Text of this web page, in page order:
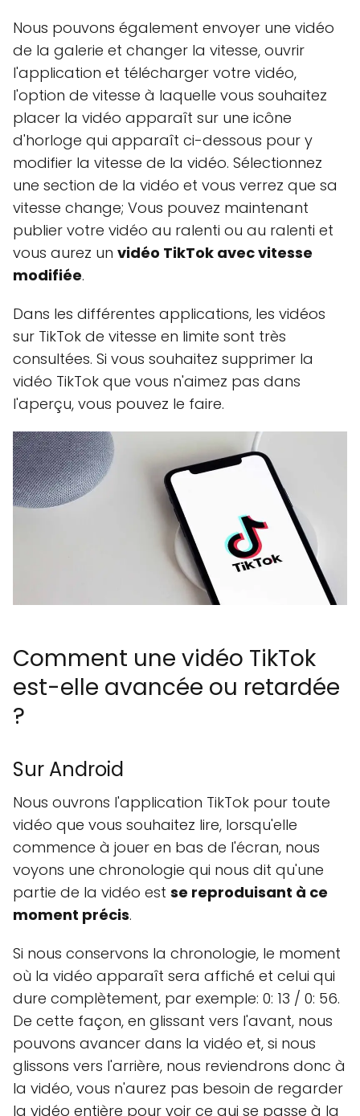
Nous pouvons également envoyer une vidéo
de la galerie et changer la vitesse, ouvrir
l'application et télécharger votre vidéo,
l'option de vitesse à laquelle vous souhaitez
placer la vidéo apparaît sur une icône
d'horloge qui apparaît ci-dessous pour y
modifier la vitesse de la vidéo. Sélectionnez
une section de la vidéo et vous verrez que sa
vitesse change; Vous pouvez maintenant
publier votre vidéo au ralenti ou au ralenti et
vous aurez un vidéo TikTok avec vitesse
modifiée.
Dans les différentes applications, les vidéos
sur TikTok de vitesse en limite sont très
consultées. Si vous souhaitez supprimer la
vidéo TikTok que vous n'aimez pas dans
l'aperçu, vous pouvez le faire.
Comment une vidéo TikTok
est-elle avancée ou retardée
?
Sur Android
Nous ouvrons l'application TikTok pour toute
vidéo que vous souhaitez lire, lorsqu'elle
commence à jouer en bas de l'écran, nous
voyons une chronologie qui nous dit qu'une
partie de la vidéo est se reproduisant à ce
moment précis.
Si nous conservons la chronologie, le moment
où la vidéo apparaît sera affiché et celui qui
dure complètement, par exemple: 0: 13 / 0: 56.
De cette façon, en glissant vers l'avant, nous
pouvons avancer dans la vidéo et, si nous
glissons vers l'arrière, nous reviendrons donc à
la vidéo, vous n'aurez pas besoin de regarder
la vidéo entière pour voir ce qui se passe à la